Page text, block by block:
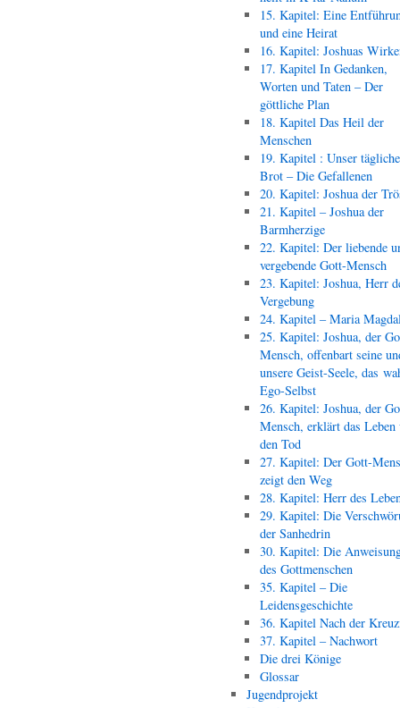
15. Kapitel: Eine
und eine Heirat
16. Kapitel: Joshuas
17. Kapitel In Gedanken,
Worten und Taten – Der
göttliche Plan
18. Kapitel Das Heil der
Menschen
19. Kapitel : Unser
Brot – Die Gefallenen
20. Kapitel: Joshua der
21. Kapitel – Joshua der
Barmherzige
22. Kapitel: Der liebende
vergebende Gott-Mensch
23. Kapitel: Joshua, Herr
Vergebung
24. Kapitel – Maria
25. Kapitel: Joshua, der
Mensch, offenbart seine
unsere Geist-Seele, das
Ego-Selbst
26. Kapitel: Joshua, der
Mensch, erklärt das Leben
den Tod
27. Kapitel: Der Gott-
zeigt den Weg
28. Kapitel: Herr des
29. Kapitel: Die
der Sanhedrin
30. Kapitel: Die
des Gottmenschen
35. Kapitel – Die
Leidensgeschichte
36. Kapitel Nach der
37. Kapitel – Nachwort
Die drei Könige
Glossar
Jugendprojekt